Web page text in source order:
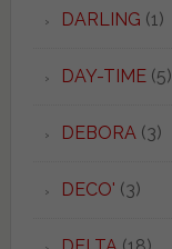
DARLING (1)
DAY-TIME(5)
DEBORA(3)
DECO' (3)